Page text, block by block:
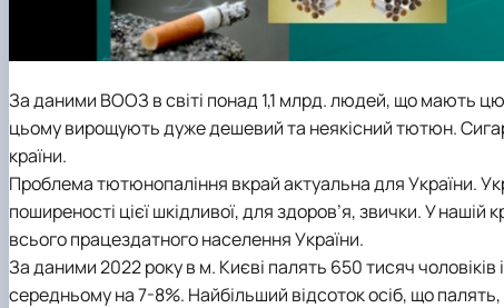
За даними ВООЗ в світі понад 1,1 млрд. людей, що мають
цьому вирощують дуже дешевий та неякісний тютюн.
країни.
Проблема тютюнопаління вкрай актуальна для України.
поширеності цієї шкідливої, для здоров’я, звички. У
всього працездатного населення України.
За даними 2022 року в м. Києві палять 650 тисяч
середньому на 7-8%. Найбільший відсоток осіб, що палять,